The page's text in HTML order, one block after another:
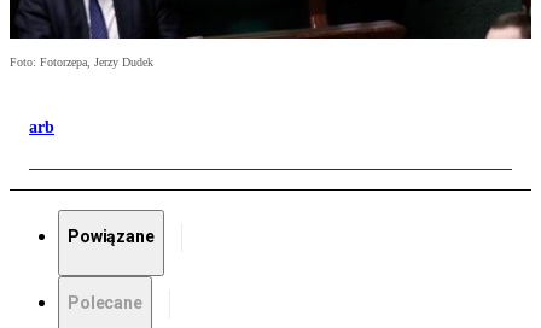
Foto: Fotorzepa, Jerzy Dudek
arb
Powiązane
Polecane